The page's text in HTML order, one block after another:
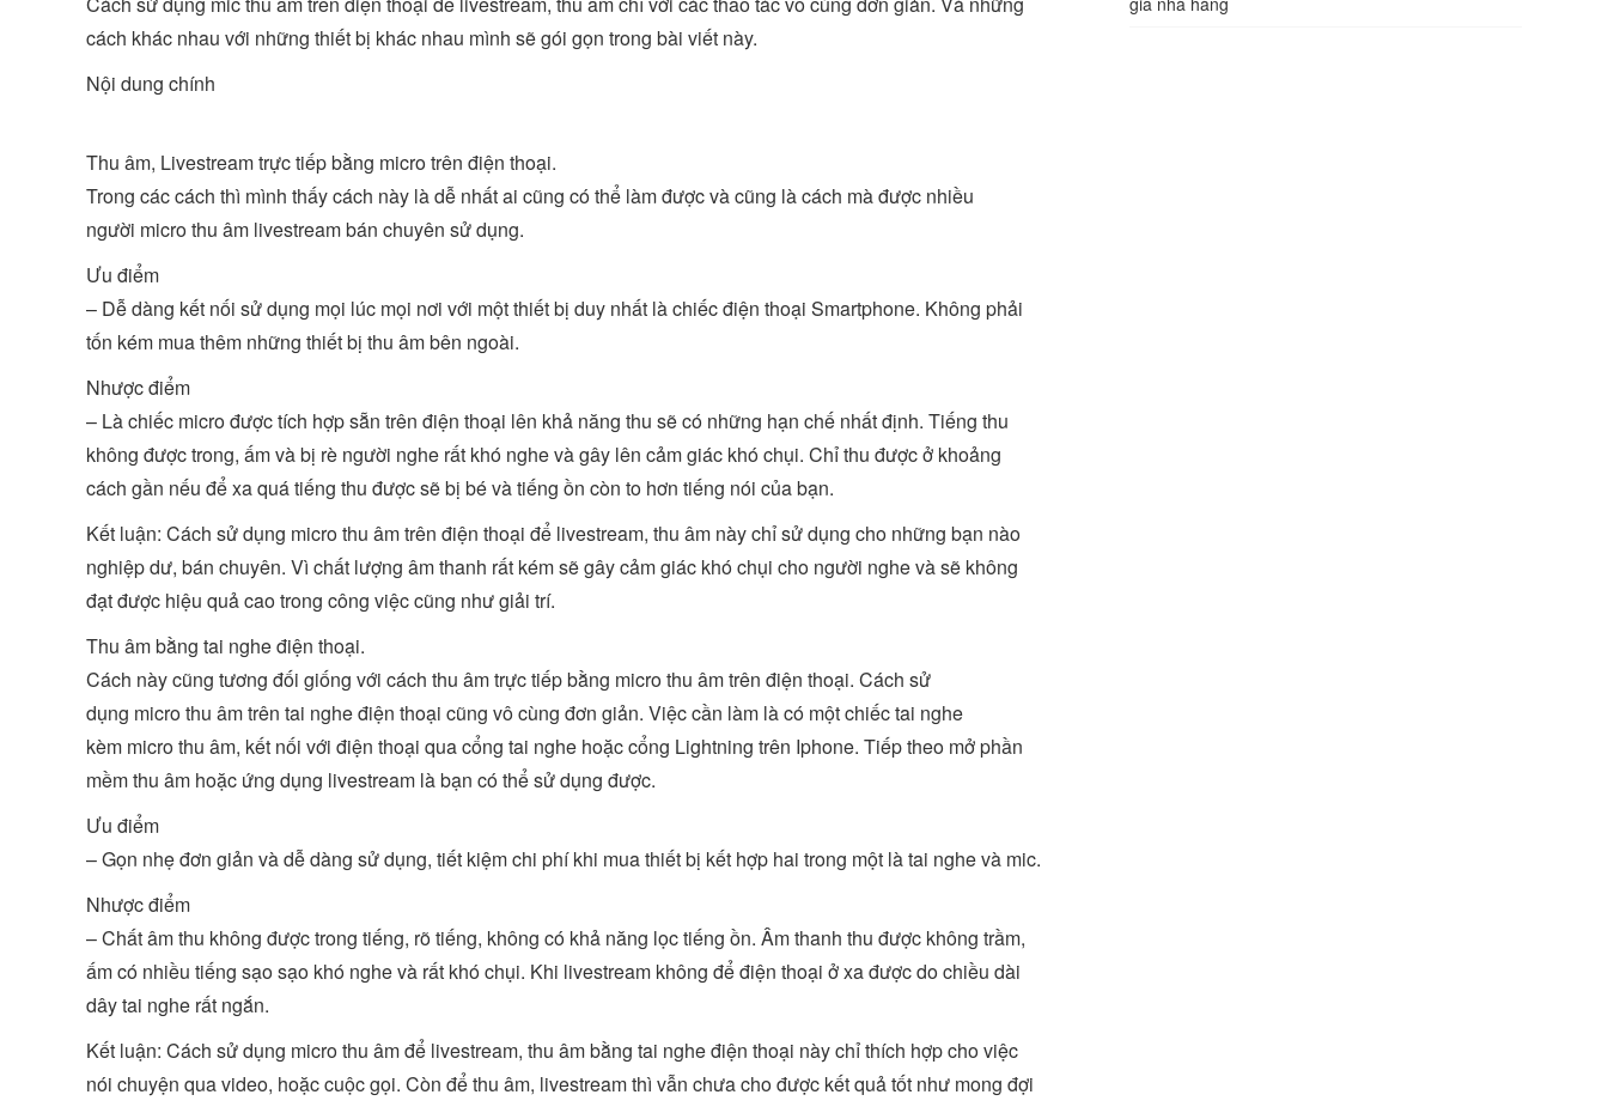
cách khác nhau với những thiết bị khác nhau mình sẽ gói gọn trong bài viết này.
Nội dung chính
Thu âm, Livestream trực tiếp bằng micro trên điện thoại.
Trong các cách thì mình thấy cách này là dễ nhất ai cũng có thể làm được và cũng là cách mà được nhiều
người micro thu âm livestream bán chuyên sử dụng.
Ưu điểm
– Dễ dàng kết nối sử dụng mọi lúc mọi nơi với một thiết bị duy nhất là chiếc điện thoại Smartphone. Không phải
tốn kém mua thêm những thiết bị thu âm bên ngoài.
Nhược điểm
– Là chiếc micro được tích hợp sẵn trên điện thoại lên khả năng thu sẽ có những hạn chế nhất định. Tiếng thu
không được trong, ấm và bị rè người nghe rất khó nghe và gây lên cảm giác khó chụi. Chỉ thu được ở khoảng
cách gần nếu để xa quá tiếng thu được sẽ bị bé và tiếng ồn còn to hơn tiếng nói của bạn.
Kết luận: Cách sử dụng micro thu âm trên điện thoại để livestream, thu âm này chỉ sử dụng cho những bạn nào
nghiệp dư, bán chuyên. Vì chất lượng âm thanh rất kém sẽ gây cảm giác khó chụi cho người nghe và sẽ không
đạt được hiệu quả cao trong công việc cũng như giải trí.
Thu âm bằng tai nghe điện thoại.
Cách này cũng tương đối giống với cách thu âm trực tiếp bằng micro thu âm trên điện thoại. Cách sử
dụng micro thu âm trên tai nghe điện thoại cũng vô cùng đơn giản. Việc cần làm là có một chiếc tai nghe
kèm micro thu âm, kết nối với điện thoại qua cổng tai nghe hoặc cổng Lightning trên Iphone. Tiếp theo mở phần
mềm thu âm hoặc ứng dụng livestream là bạn có thể sử dụng được.
Ưu điểm
– Gọn nhẹ đơn giản và dễ dàng sử dụng, tiết kiệm chi phí khi mua thiết bị kết hợp hai trong một là tai nghe và mic.
Nhược điểm
– Chất âm thu không được trong tiếng, rõ tiếng, không có khả năng lọc tiếng ồn. Âm thanh thu được không trầm,
ấm có nhiều tiếng sạo sạo khó nghe và rất khó chụi. Khi livestream không để điện thoại ở xa được do chiều dài
dây tai nghe rất ngắn.
Kết luận: Cách sử dụng micro thu âm để livestream, thu âm bằng tai nghe điện thoại này chỉ thích hợp cho việc
nói chuyện qua video, hoặc cuộc gọi. Còn để thu âm, livestream thì vẫn chưa cho được kết quả tốt như mong đợi